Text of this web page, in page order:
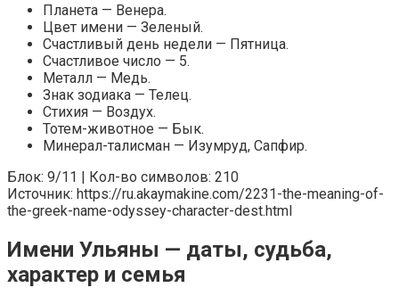
Планета — Венера.
Цвет имени — Зеленый.
Счастливый день недели — Пятница.
Счастливое число — 5.
Металл — Медь.
Знак зодиака — Телец.
Стихия — Воздух.
Тотем-животное — Бык.
Минерал-талисман — Изумруд, Сапфир.
Блок: 9/11 | Кол-во символов: 210
Источник: https://ru.akaymakine.com/2231-the-meaning-of-
the-greek-name-odyssey-character-dest.html
Имени Ульяны — даты, судьба,
характер и семья